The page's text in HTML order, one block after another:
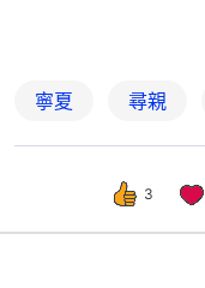
寧夏 尋親
3